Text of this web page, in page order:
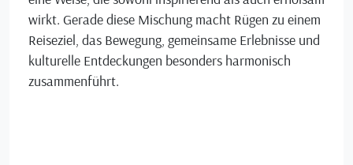
wirkt. Gerade diese Mischung macht Rügen zu einem
Reiseziel, das Bewegung, gemeinsame Erlebnisse und
kulturelle Entdeckungen besonders harmonisch
zusammenführt.